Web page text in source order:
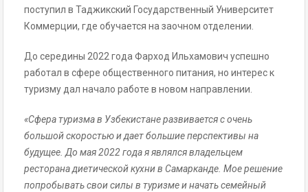
поступил в Таджикский Государственный Университет
Коммерции, где обучается на заочном отделении.
До середины 2022 года Фарход Ильхамович успешно
работал в сфере общественного питания, но интерес к
туризму дал начало работе в новом направлении.
«Сфера туризма в Узбекистане развивается с очень
большой скоростью и дает большие перспективы на
будущее. До мая 2022 года я являлся владельцем
ресторана диетической кухни в Самарканде. Мое решение
попробывать свои силы в туризме и начать семейный